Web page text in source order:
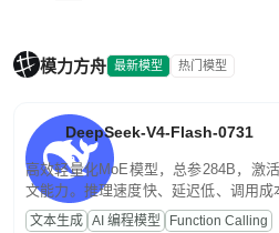
模力方舟 最新模型 热门模型
DeepSeek-V4-Flash-0731
高效轻量化MoE模型，总参284B，激
文能力。推理速度快、延迟低、调用
高并发、轻量化任务，适合日常对话、
文本生成 AI 编程模型 Function Calling